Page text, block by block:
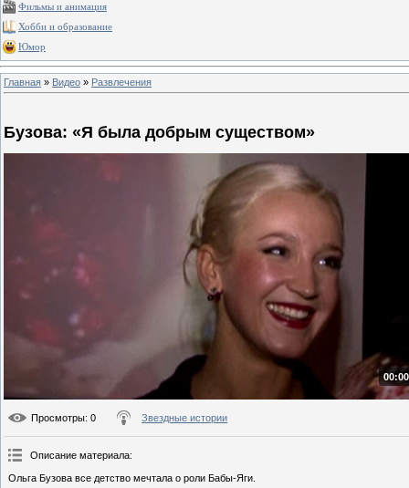
Фильмы и анимация
Хобби и образование
Юмор
Главная » Видео » Развлечения
Бузова: «Я была добрым существом»
Просмотры: 0 Звездные истории
Описание материала:
Ольга Бузова все детство мечтала о роли Бабы-Яги.